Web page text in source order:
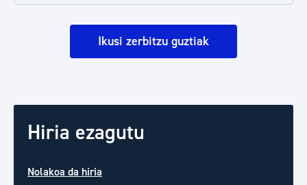
Ikusi zerbitzu guztiak
Hiria ezagutu
Nolakoa da hiria